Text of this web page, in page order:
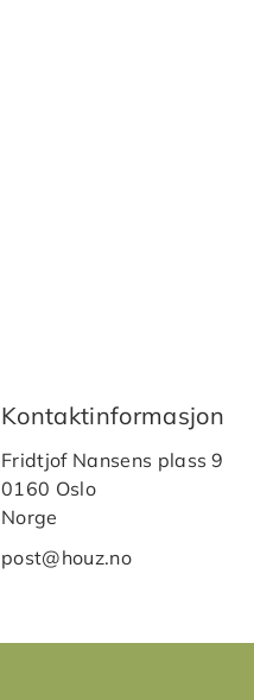
Kontaktinformasjon
Fridtjof Nansens plass 9
0160 Oslo
Norge
post@houz.no